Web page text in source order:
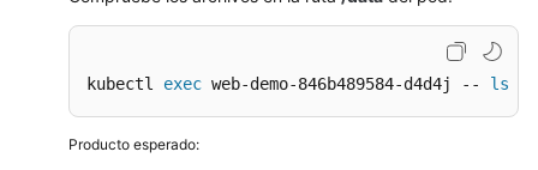
kubectl exec web-demo-846b489584-d4d4j -- ls
Producto esperado: